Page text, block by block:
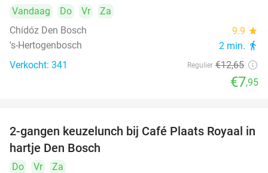
Vandaag Do Vr
Za
Chidóz Den Bosch
9.9 star
's-Hertogenbosch 2 min. directions_walk
Verkocht: 341 Regulier €12,65
€7,95
36%
2-gangen keuzelunch bij Café Plaats Royaal in
hartje Den Bosch
Do Vr
Za